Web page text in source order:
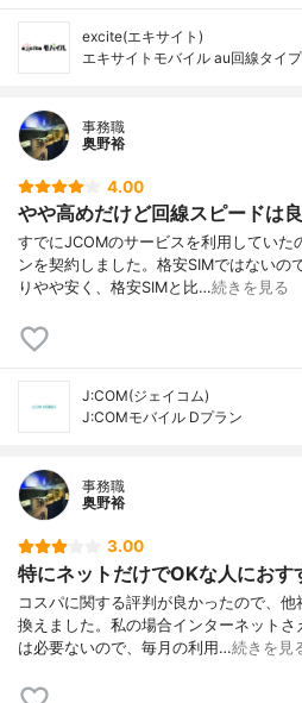
excite(エキサイト)
エキサイトモバイル au回線タイプ
事務職
奥野裕
4.00
やや高めだけど回線スピードは
すでにJCOMのサービスを利用していた
ンを契約しました。格安SIMではないの
りやや安く、格安SIMと比…続きを見る
J:COM(ジェイコム)
J:COMモバイル Dプラン
事務職
奥野裕
3.00
特にネットだけでOKな人におす
コスパに関する評判が良かったので、他
換えました。私の場合インターネット
は必要ないので、毎月の利用…続きを見